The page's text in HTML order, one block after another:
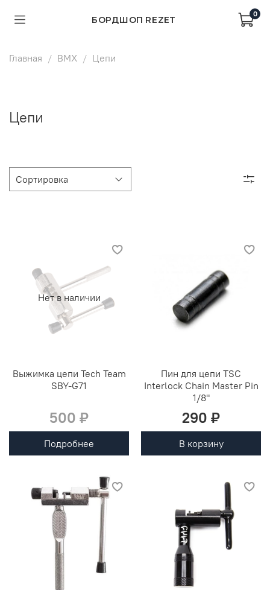
БОРДШОП REZET
0
Главная BMX Цепи
Цепи
Нет в наличии
Выжимка цепи Tech Team
SBY-G71
500 ₽
Подробнее
Пин для цепи TSC
Interlock Chain Master Pin
1/8"
290 ₽
В корзину